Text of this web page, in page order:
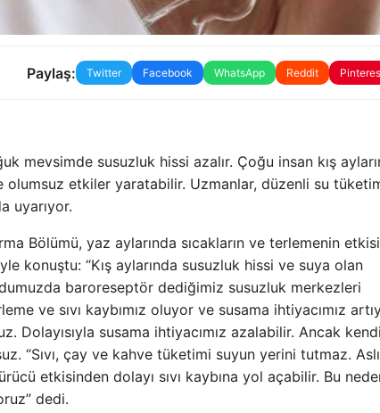
Paylaş: Twitter Facebook WhatsApp Reddit
mevsimde susuzluk hissi azalır. Çoğu insan kış
olumsuz etkiler yaratabilir. Uzmanlar, düzenli su
uyarıyor.
Bölümü, yaz aylarında sıcakların ve terlemenin
konuştu: “Kış aylarında susuzluk hissi ve suya olan
baroreseptör dediğimiz susuzluk merkezleri
ve sıvı kaybımız oluyor ve susama ihtiyacımız
Dolayısıyla susama ihtiyacımız azalabilir. Ancak
“Sıvı, çay ve kahve tüketimi suyun yerini tutmaz.
etkisinden dolayı sıvı kaybına yol açabilir. Bu
dedi.